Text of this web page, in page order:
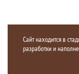
Сайт находится в
разработки и